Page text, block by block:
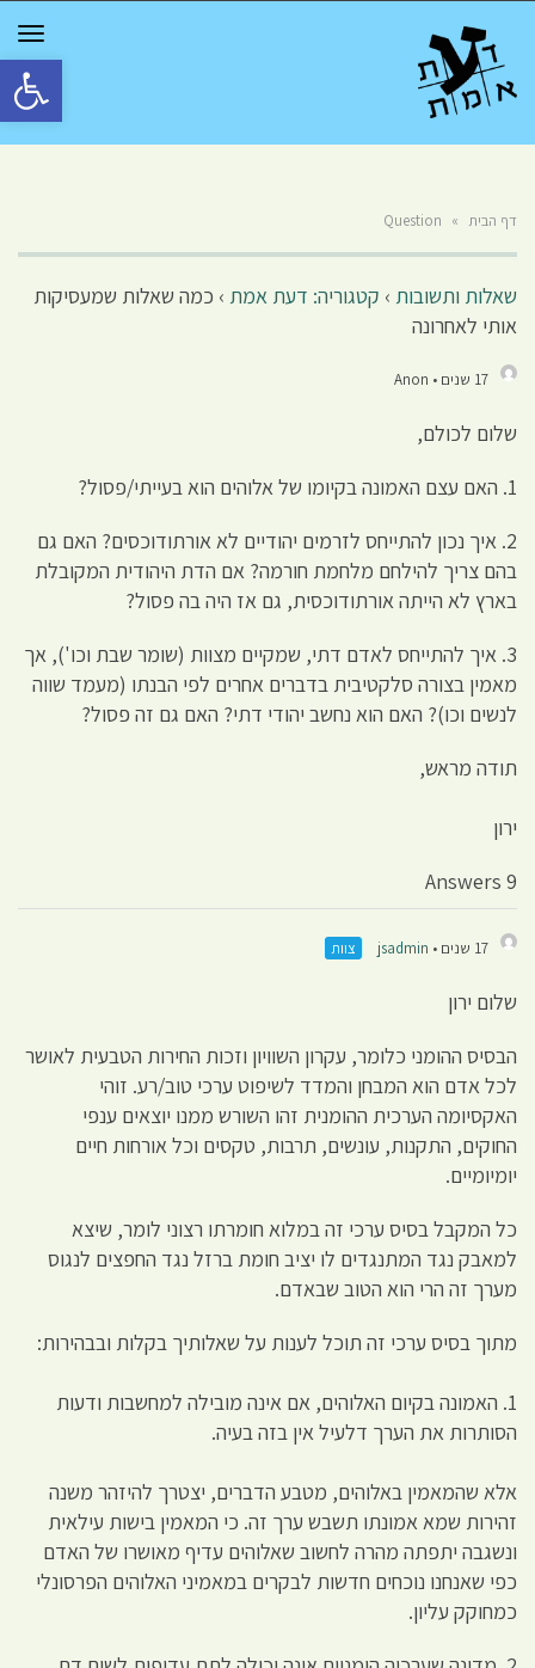
פתח
דף הבית »
Question
שאלות ותשובות › קטגוריה: דעת אמת › כמה שאלות שמעסיקות
אותי לאחרונה
17 שנים • Anon
שלום לכולם,
1. האם עצם האמונה בקיומו של אלוהים הוא בעייתי/פסול?
2. איך נכון להתייחס לזרמים יהודיים לא אורתודוכסים? האם גם
בהם צריך להילחם מלחמת חורמה? אם הדת היהודית המקובלת
בארץ לא הייתה אורתודוכסית, גם אז היה בה פסול?
3. איך להתייחס לאדם דתי, שמקיים מצוות (שומר שבת וכו'), אך
מאמין בצורה סלקטיבית בדברים אחרים לפי הבנתו (מעמד שווה
לנשים וכו)? האם הוא נחשב יהודי דתי? האם גם זה פסול?
תודה מראש,
ירון
9 Answers
17 שנים • jsadmin צוות
שלום ירון
הבסיס ההומני כלומר, עקרון השוויון וזכות החירות הטבעית לאושר
לכל אדם הוא המבחן והמדד לשיפוט ערכי טוב/רע. זוהי
האקסיומה הערכית ההומנית זהו השורש ממנו יוצאים ענפי
החוקים, התקנות, עונשים, תרבות, טקסים וכל אורחות חיים
יומיומיים.
כל המקבל בסיס ערכי זה במלוא חומרתו רצוני לומר, שיצא
למאבק נגד המתנגדים לו יציב חומת ברזל נגד החפצים לנגוס
מערך זה הרי הוא הטוב שבאדם.
מתוך בסיס ערכי זה תוכל לענות על שאלותיך בקלות ובבהירות:
1. האמונה בקיום האלוהים, אם אינה מובילה למחשבות ודעות
הסותרות את הערך דלעיל אין בזה בעיה.
אלא שהמאמין באלוהים, מטבע הדברים, יצטרך להיזהר משנה
זהירות שמא אמונתו תשבש ערך זה. כי המאמין בישות עילאית
ונשגבה יתפתה מהרה לחשוב שאלוהים עדיף מאושרו של האדם
כפי שאנחנו נוכחים חדשות לבקרים במאמיני האלוהים הפרסונלי
כמחוקק עליון.